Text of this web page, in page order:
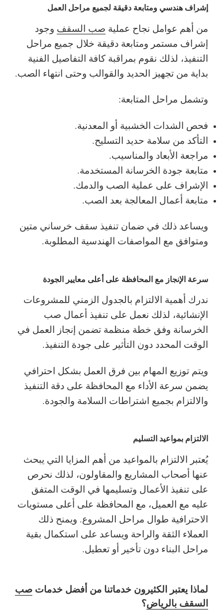
إشراف هندسي ومتابعة دقيقة لجميع مراحل العمل
من أهم عوامل نجاح عملية صب السقف وجود
إشراف مستمر ومتابعة دقيقة خلال جميع مراحل
التنفيذ، لذلك نقوم بمراقبة كافة التفاصيل الفنية
بداية من تجهيز الحديد والقوالب وحتى انتهاء الصب.
وتشمل مراحل المتابعة:
فحص الشدات الخشبية أو المعدنية.
التأكد من سلامة حديد التسليح.
مراجعة الأبعاد والمناسيب.
متابعة جودة الخرسانة المستخدمة.
الإشراف على عملية الصب والدمك.
متابعة أعمال المعالجة بعد الصب.
ويساعد ذلك في ضمان تنفيذ سقف خرساني متين
ومتوافق مع المواصفات الهندسية المطلوبة.
سرعة الإنجاز مع المحافظة على أعلى معايير الجودة
ندرك أهمية الالتزام بالجدول الزمني للمشروعات
الإنشائية، لذلك نعمل على تنفيذ أعمال صب
الخرسانة وفق خطة منظمة تضمن إنجاز العمل في
الوقت المحدد دون التأثير على جودة التنفيذ.
ويتم توزيع المهام بين فرق العمل بشكل احترافي
يضمن سرعة الأداء مع المحافظة على دقة التنفيذ
والالتزام بجميع اشتراطات السلامة والجودة.
الالتزام بمواعيد التسليم
يُعتبر الالتزام بالمواعيد من أهم المزايا التي يبحث
عنها أصحاب المشاريع والمقاولون، لذلك نحرص
على تنفيذ الأعمال وتسليمها في الوقت المتفق
عليه مع العميل، مع المحافظة على أعلى مستويات
الاحترافية طوال مراحل المشروع. ويمنح ذلك
العملاء الثقة والراحة ويساعد على استكمال بقية
مراحل البناء دون تأخير أو تعطيل.
لماذا يعتبر الكثيرون خدماتنا من أفضل خدمات صب
السقف بالرياض؟